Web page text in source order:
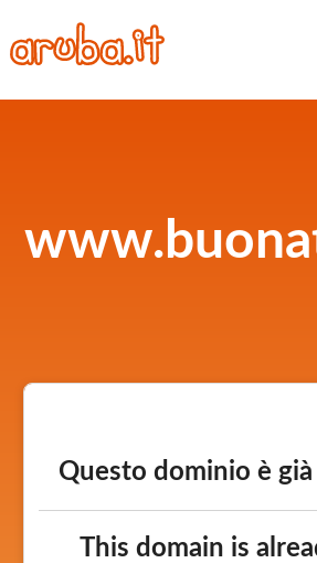
Questo dominio è
This domain is